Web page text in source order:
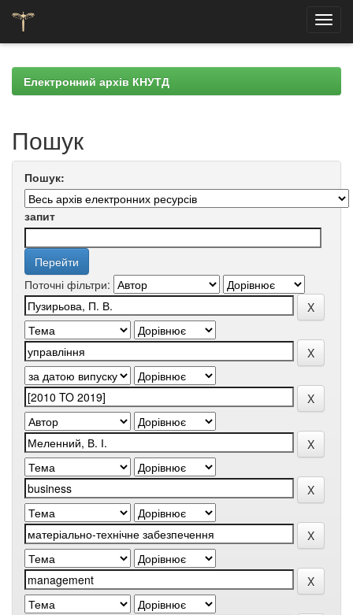
navigationЕлектронний архів КНУТД
Пошук
Пошук:
запит
Поточні фільтри: